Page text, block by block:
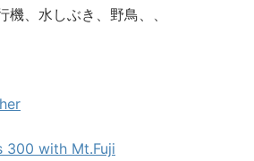
、水しぶき、野鳥、、